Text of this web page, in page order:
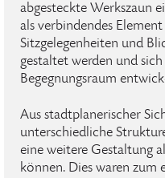
abgesteckte Werkszaun
als verbindendes
Sitzgelegenheiten und
gestaltet werden und
Begegnungsraum
Aus stadtplanerischer
unterschiedliche
eine weitere Gestaltung
können. Dies waren zum